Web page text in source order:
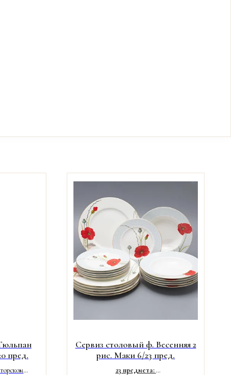
пред.
Сервиз столовый ф. Весенняя 2
рис. Маки 6/23 пред.
23 предмета: